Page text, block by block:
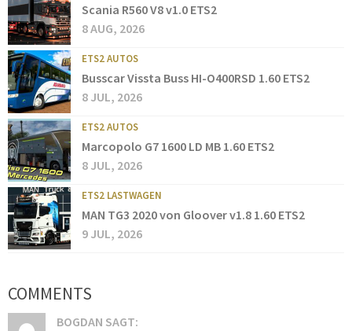
Scania R560 V8 v1.0 ETS2
8 AUG, 2026
ETS2 AUTOS
Busscar Vissta Buss HI-O400RSD 1.60 ETS2
8 JUL, 2026
ETS2 AUTOS
Marcopolo G7 1600 LD MB 1.60 ETS2
8 JUL, 2026
ETS2 LASTWAGEN
MAN TG3 2020 von Gloover v1.8 1.60 ETS2
9 JUL, 2026
COMMENTS
BOGDAN SAGT: